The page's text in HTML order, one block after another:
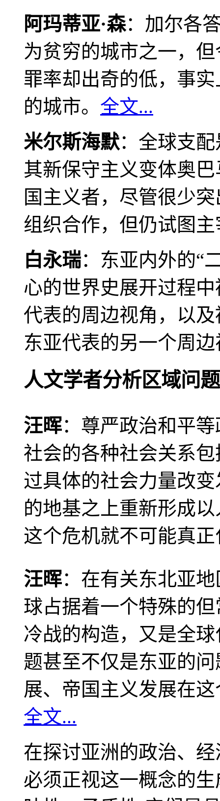
阿玛蒂亚·森：加尔各
为贫穷的城市之一，
罪率却出奇的低，事
的城市。 全文...
米尔斯海默：全球支
其新保守主义变体奥
国主义者，尽管很少
组织合作，但仍试图
白永瑞：东亚内外的“
心的世界史展开过程
代表的周边视角，以
东亚代表的另一个周
人文学者分析区域问题
汪晖：尊严政治和平
社会的各种社会关系
过具体的社会力量改
的地基之上重新形成
这个危机就不可能真
汪晖：在有关东北亚
球占据着一个特殊的
冷战的构造，又是全
题甚至不仅是东亚的
展、帝国主义发展在
全文...
在探讨亚洲的政治、
必须正视这一概念的